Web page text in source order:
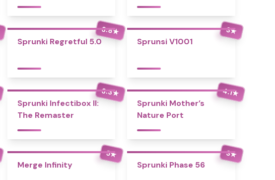
3.8★
Sprunki Regretful 5.0
3★
Sprunsi V1001
3.3★
Sprunki Infectibox II:
The Remaster
4.1★
Sprunki Mother’s
Nature Port
5★
Merge Infinity
3★
Sprunki Phase 56